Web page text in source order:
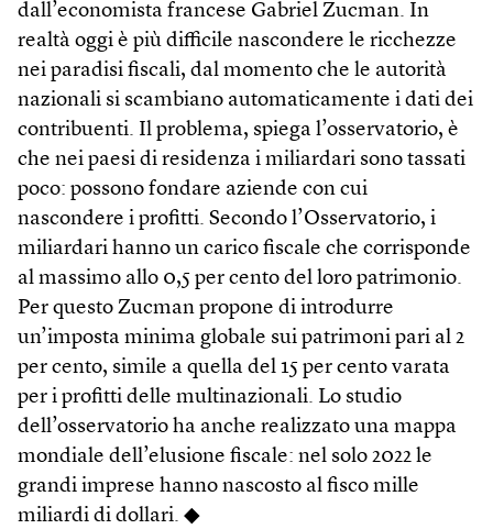
dall’economista francese Gabriel Zucman. In
realtà oggi è più difficile nascondere le ricchezze
nei paradisi fiscali, dal momento che le autorità
nazionali si scambiano automaticamente i dati dei
contribuenti. Il problema, spiega l’osservatorio, è
che nei paesi di residenza i miliardari sono tassati
poco: possono fondare aziende con cui
nascondere i profitti. Secondo l’Osservatorio, i
miliardari hanno un carico fiscale che corrisponde
al massimo allo 0,5 per cento del loro patrimonio.
Per questo Zucman propone di introdurre
un’imposta minima globale sui patrimoni pari al 2
per cento, simile a quella del 15 per cento varata
per i profitti delle multinazionali. Lo studio
dell’osservatorio ha anche realizzato una mappa
mondiale dell’elusione fiscale: nel solo 2022 le
grandi imprese hanno nascosto al fisco mille
miliardi di dollari. ◆